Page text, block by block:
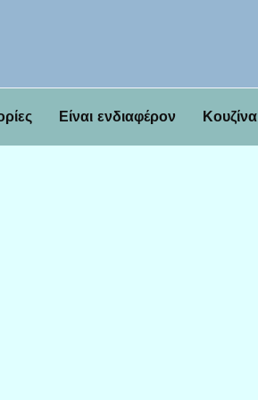
Είναι ενδιαφέρον Κουζίνα